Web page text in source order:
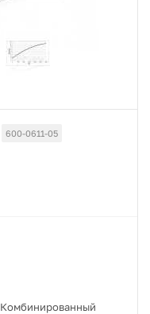
600-0611-05
Комбинированный